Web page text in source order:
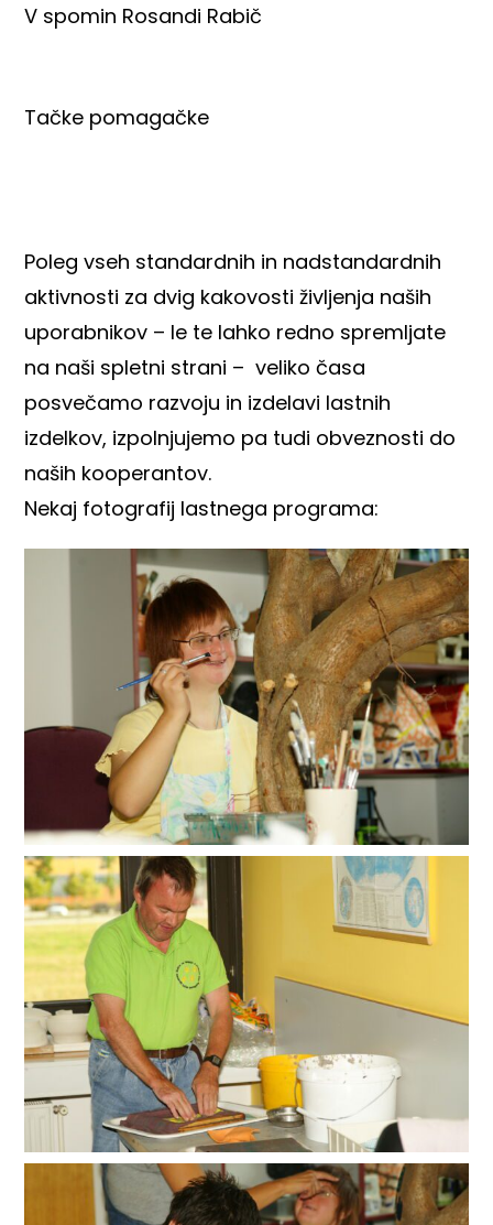
V spomin Rosandi Rabič
Tačke pomagačke
Poleg vseh standardnih in nadstandardnih
aktivnosti za dvig kakovosti življenja naših
uporabnikov – le te lahko redno spremljate
na naši spletni strani – veliko časa
posvečamo razvoju in izdelavi lastnih
izdelkov, izpolnjujemo pa tudi obveznosti do
naših kooperantov.
Nekaj fotografij lastnega programa: